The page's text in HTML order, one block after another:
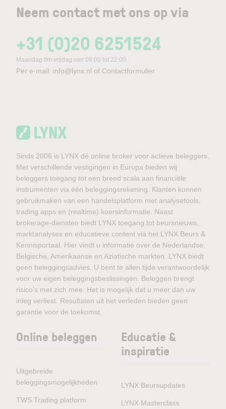
Neem contact met ons op via
+31 (0)20 6251524
Maandag t/m vrijdag van 08:00 tot 22:00
Per e-mail: info@lynx.nl of Contactformulier
Sinds 2006 is LYNX dé online broker voor actieve beleggers.
Met verschillende vestigingen in Europa bieden wij
beleggers toegang tot een breed scala aan financiële
instrumenten via één beleggingsrekening. Klanten kunnen
gebruikmaken van een handelsplatform met analysetools,
trading apps en (realtime) koersinformatie. Naast
brokerage-diensten biedt LYNX toegang tot beursnieuws,
marktanalyses en educatieve content via het LYNX Beurs &
Kennisportaal. Hier vindt u informatie over de Nederlandse,
Belgische, Amerikaanse en Aziatische markten. LYNX biedt
geen beleggingsadvies. U bent te allen tijde verantwoordelijk
voor uw eigen beleggingsbeslissingen. Beleggen brengt
risico’s met zich mee. Het is mogelijk dat u meer dan uw
inleg verliest. Resultaten uit het verleden bieden geen
garantie voor de toekomst.
Online beleggen
Uitgebreide
beleggingsmogelijkheden
TWS Trading platform
Educatie &
inspiratie
LYNX Beursupdates
LYNX Masterclass